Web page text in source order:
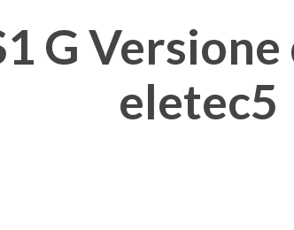
G
eletec5